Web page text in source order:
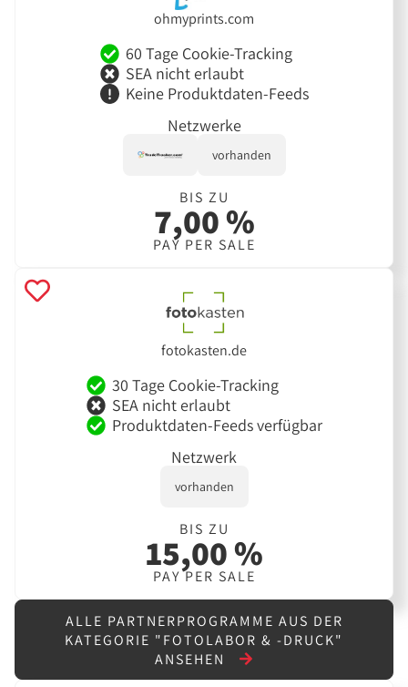
ohmyprints.com
60 Tage Cookie-Tracking
SEA nicht erlaubt
Keine Produktdaten-Feeds
Netzwerke
vorhanden
BIS ZU
7,00 %
PAY PER SALE
fotokasten.de
30 Tage Cookie-Tracking
SEA nicht erlaubt
Produktdaten-Feeds verfügbar
Netzwerk
vorhanden
BIS ZU
15,00 %
PAY PER SALE
ALLE PARTNERPROGRAMME AUS DER
KATEGORIE "FOTOLABOR & -DRUCK"
ANSEHEN